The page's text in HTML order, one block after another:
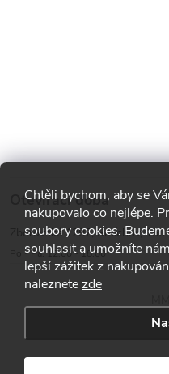
Chtěli bychom, aby se
nakupovalo co nejlépe.
soubory cookies.
souhlasit a umožníte
lepší zážitek z
naleznetezde
Otevírací doba
Zborovská 1287, Smíchov,
Po - Pá: 12:00 - 18:00